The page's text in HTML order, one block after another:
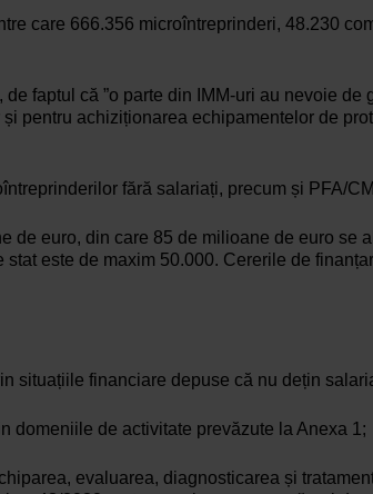
care 666.356 microîntreprinderi, 48.230
faptul că ”o parte din IMM-uri au nevoie
pentru achiziționarea echipamentelor de
fără salariați, precum și PFA/
de euro, din care 85 de milioane de euro
este de maxim 50.000. Cererile de
situațiile financiare depuse că nu dețin
domeniile de activitate prevăzute la Anexa 1;
evaluarea, diagnosticarea și